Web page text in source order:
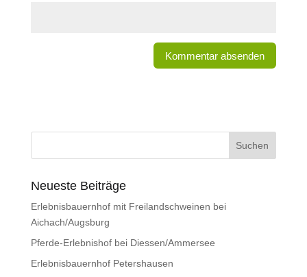
Neueste Beiträge
Erlebnisbauernhof mit Freilandschweinen bei
Aichach/Augsburg
Pferde-Erlebnishof bei Diessen/Ammersee
Erlebnisbauernhof Petershausen